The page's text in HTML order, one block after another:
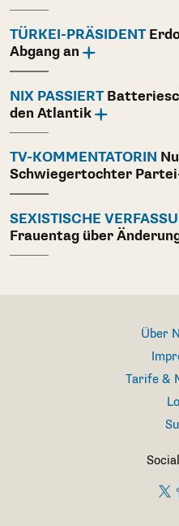
TÜRKEI-PRÄSIDENT
Abgang an
NIX PASSIERT
den Atlantik
TV-KOMMENTATORIN
Schwiegertochter
SEXISTISCHE
Frauentag über
Über
Tarife &